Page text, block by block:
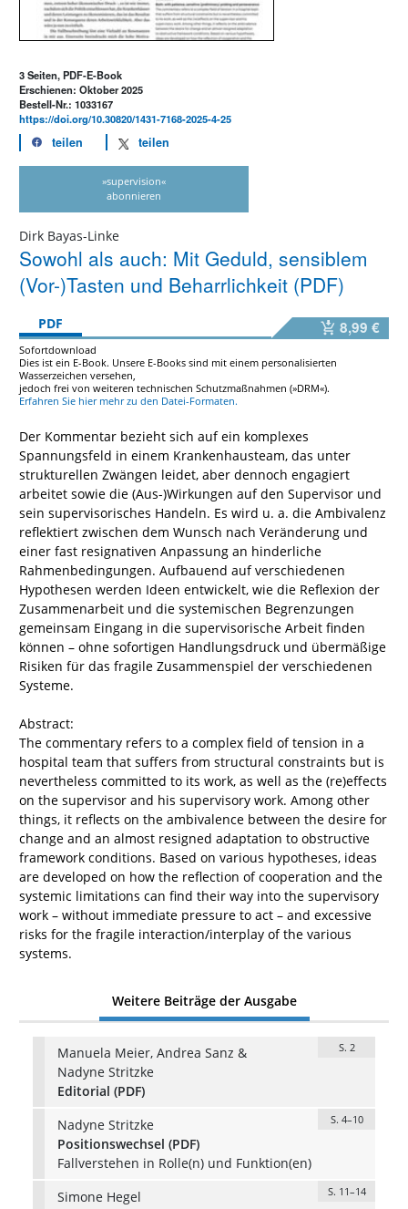
3 Seiten, PDF-E-Book
Erschienen: Oktober 2025
Bestell-Nr.: 1033167
https://doi.org/10.30820/1431-7168-2025-4-25
teilen teilen
»supervision«
abonnieren
Dirk Bayas-Linke
Sowohl als auch: Mit Geduld, sensiblem
(Vor-)Tasten und Beharrlichkeit (PDF)
PDF 8,99 €
Sofortdownload
Dies ist ein E-Book. Unsere E-Books sind mit einem personalisierten
Wasserzeichen versehen,
jedoch frei von weiteren technischen Schutzmaßnahmen (»DRM«).
Erfahren Sie hier mehr zu den Datei-Formaten.
Der Kommentar bezieht sich auf ein komplexes
Spannungsfeld in einem Krankenhausteam, das unter
strukturellen Zwängen leidet, aber dennoch engagiert
arbeitet sowie die (Aus-)Wirkungen auf den Supervisor und
sein supervisorisches Handeln. Es wird u. a. die Ambivalenz
reflektiert zwischen dem Wunsch nach Veränderung und
einer fast resignativen Anpassung an hinderliche
Rahmenbedingungen. Aufbauend auf verschiedenen
Hypothesen werden Ideen entwickelt, wie die Reflexion der
Zusammenarbeit und die systemischen Begrenzungen
gemeinsam Eingang in die supervisorische Arbeit finden
können – ohne sofortigen Handlungsdruck und übermäßige
Risiken für das fragile Zusammenspiel der verschiedenen
Systeme.
Abstract:
The commentary refers to a complex field of tension in a
hospital team that suffers from structural constraints but is
nevertheless committed to its work, as well as the (re)effects
on the supervisor and his supervisory work. Among other
things, it reflects on the ambivalence between the desire for
change and an almost resigned adaptation to obstructive
framework conditions. Based on various hypotheses, ideas
are developed on how the reflection of cooperation and the
systemic limitations can find their way into the supervisory
work – without immediate pressure to act – and excessive
risks for the fragile interaction/interplay of the various
systems.
Weitere Beiträge der Ausgabe
Manuela Meier, Andrea Sanz &
Nadyne Stritzke
S. 2
Editorial (PDF)
Nadyne Stritzke
S. 4–10
Positionswechsel (PDF)
Fallverstehen in Rolle(n) und Funktion(en)
Simone Hegel
S. 11–14